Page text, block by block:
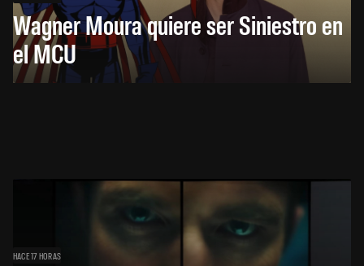
Wagner Moura quiere ser Siniestro en
el MCU
HACE 17 HORAS